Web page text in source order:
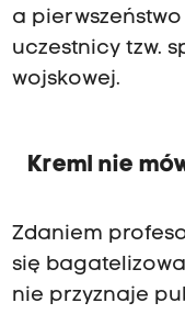
a
uczestnicy tzw.
wojskowej.
Kreml nie
Zdaniem
się
nie przyznaje